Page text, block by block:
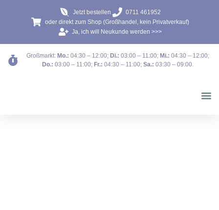
Jetzt bestellen
0711 461952
oder direkt zum Shop (Großhandel, kein Privatverkauf)
Ja, ich will Neukunde werden >>>
Großmarkt: Mo.: 04:30 – 12:00; Di.: 03:00 – 11:00; Mi.: 04:30 – 12:00;
Do.: 03:00 – 11:00; Fr.: 04:30 – 11:00; Sa.: 03:30 – 09:00.